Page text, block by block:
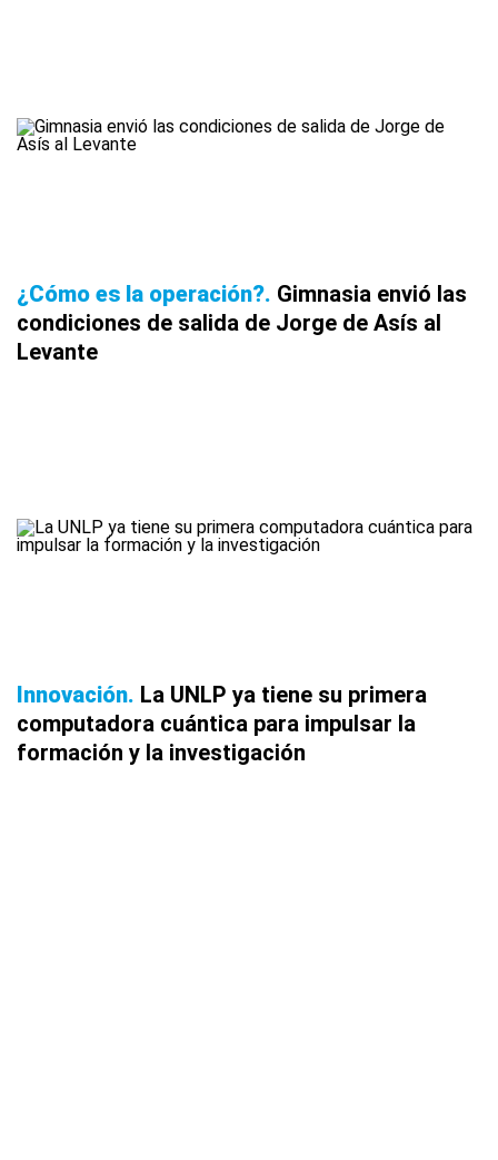
¿Cómo es la operación? Gimnasia envió las
condiciones de salida de Jorge de Asís al
Levante
Innovación La UNLP ya tiene su primera
computadora cuántica para impulsar la
formación y la investigación